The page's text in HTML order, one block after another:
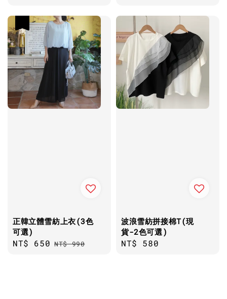
正韓立體雪紡上衣(3色
可選)
Sale
NT$ 650 Regular
NT$ 990
波浪雪紡拼接棉T(現
貨-2色可選)
Regular
NT$ 580